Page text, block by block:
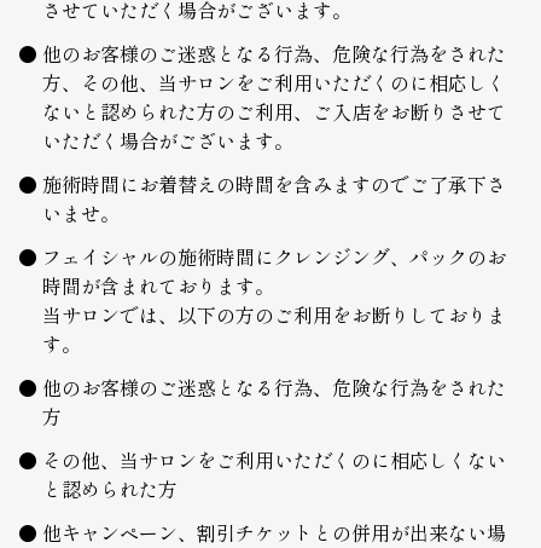
させていただく場合がございます。
他のお客様のご迷惑となる行為、危険な行為をされた
方、その他、当サロンをご利用いただくのに相応しく
ないと認められた方のご利用、ご入店をお断りさせて
いただく場合がございます。
施術時間にお着替えの時間を含みますのでご了承下さ
いませ。
フェイシャルの施術時間にクレンジング、パックのお
時間が含まれております。
当サロンでは、以下の方のご利用をお断りしておりま
す。
他のお客様のご迷惑となる行為、危険な行為をされた
方
その他、当サロンをご利用いただくのに相応しくない
と認められた方
他キャンペーン、割引チケットとの併用が出来ない場